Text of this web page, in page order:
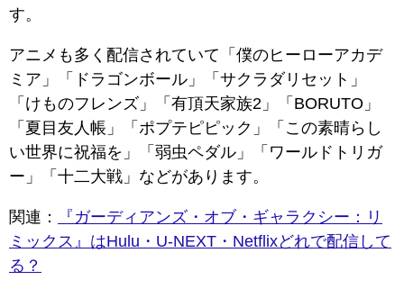
す。
アニメも多く配信されていて「僕のヒーローアカデ
ミア」「ドラゴンボール」「サクラダリセット」
「けものフレンズ」「有頂天家族2」「BORUTO」
「夏目友人帳」「ポプテピピック」「この素晴らし
い世界に祝福を」「弱虫ペダル」「ワールドトリガ
ー」「十二大戦」などがあります。
関連：
『ガーディアンズ・オブ・ギャラクシー：リ
ミックス』はHulu・U-NEXT・Netflixどれで配信して
る？